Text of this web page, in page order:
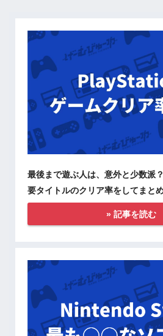
最後まで遊ぶ人は、意外と少数派
要タイトルのクリア率をしてまと
» 記事を読む